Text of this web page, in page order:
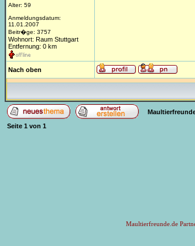
Alter: 59
Anmeldungsdatum:
11.01.2007
Beitr�ge: 3757
Wohnort: Raum Stuttgart
Entfernung: 0 km
Nach oben
Seite 1 von 1
Maultierfreunde.de